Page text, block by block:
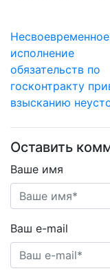
Несвоевременное
исполнение
обязательств по
госконтракту
взысканию
Оставить
Ваше имя
Ваш e-mail